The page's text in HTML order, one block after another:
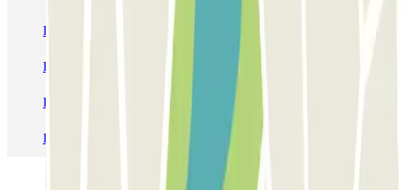
Parking Paris Parking Gare de Lyon
Parking Charles de Gaulle - Roissy Aeroport
Parking Aéroport Roland Garros La Réunion P4 Longue Durée
Parking Aéroport Barcelone Parking Aéroport Beauvais